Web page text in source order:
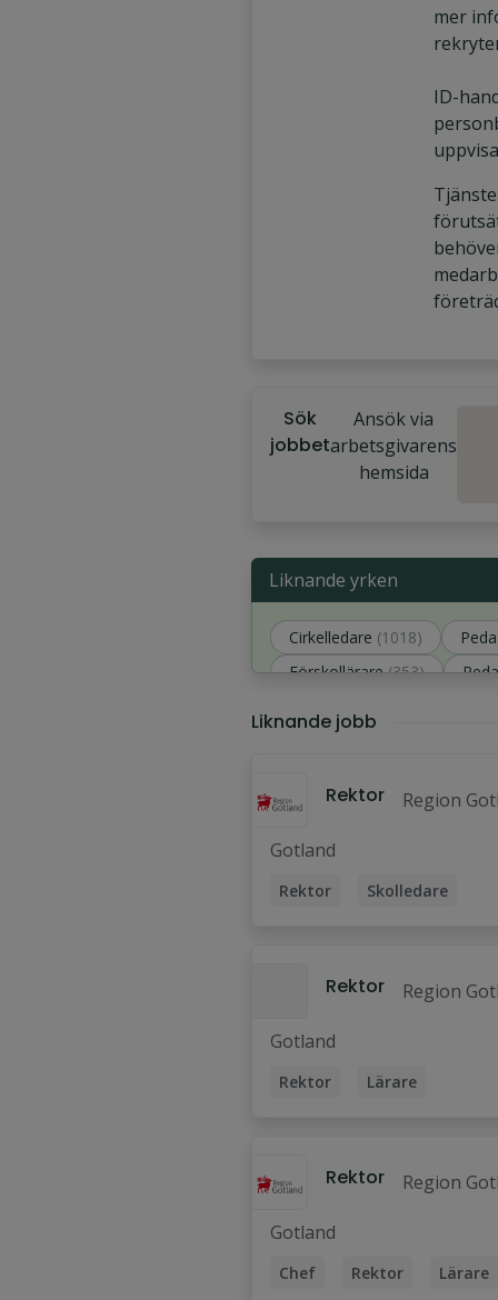
mer
ID-
Sök
jobbet
Ansök via
arbetsgivarens
hemsida
Liknande yrken
Cirkelledare (1018)
Förskollärare (353)
Liknande jobb
Rektor Region
Gotland
Rektor Skolledare
Rektor Region
Gotland
Rektor
Lärare
Rektor Region
Gotland
Chef Rektor
Lärare